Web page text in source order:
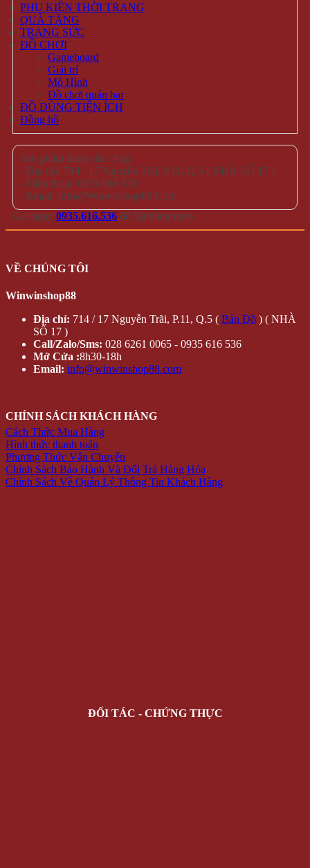
PHỤ KIỆN THỜI TRANG
QUÀ TẶNG
TRANG SỨC
ĐỒ CHƠI
Gameboard
Giải trí
Mô Hình
Đồ chơi quán bar
ĐỒ DÙNG TIỆN ÍCH
Đồng hồ
Sản phẩm đang sẵn có tại
- Địa chỉ: 714 / 17 Nguyễn Trãi, P.11, Q.5 ( NHÀ SỐ 17 )
- Điện thoại: 0935 616 536
- Email: Info@Winwinshop88.Com
Gọi ngay 0935.616.536 để đặt hàng ngay.
VỀ CHÚNG TÔI
Winwinshop88
Địa chỉ: 714 / 17 Nguyễn Trãi, P.11, Q.5 ( Bản Đồ ) ( NHÀ
SỐ 17 )
Call/Zalo/Sms: 028 6261 0065 - 0935 616 536
Mở Cửa :8h30-18h
Email: info@winwinshop88.com
CHÍNH SÁCH KHÁCH HÀNG
Cách Thức Mua Hàng
Hình thức thanh toán
Phương Thức Vận Chuyển
Chính Sách Bảo Hành Và Đổi Trả Hàng Hóa
Chính Sách Về Quản Lý Thông Tin Khách Hàng
ĐỐI TÁC - CHỨNG THỰC